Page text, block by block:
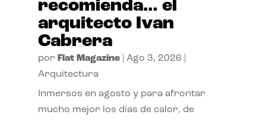
recomienda… el
arquitecto Ivan
Cabrera
por Flat Magazine| Ago 3, 2026
Arquitectura
Inmersos en agosto y para afrontar
mucho mejor los días de calor, de